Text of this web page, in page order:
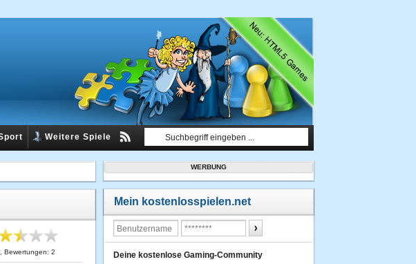
Weitere Spiele
, Bewertungen: 2
WERBUNG
Mein kostenlosspielen.net
Deine kostenlose Gaming-Community